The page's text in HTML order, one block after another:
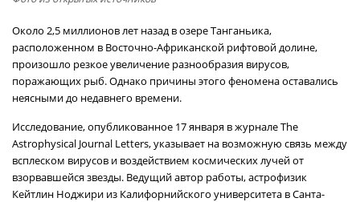
Около 2,5 миллионов лет назад в озере Танганьика,
расположенном в Восточно-Африканской рифтовой долине,
произошло резкое увеличение разнообразия вирусов,
поражающих рыб. Однако причины этого феномена оставались
неясными до недавнего времени.
Исследование, опубликованное 17 января в журнале The
Astrophysical Journal Letters, указывает на возможную связь между
всплеском вирусов и воздействием космических лучей от
взорвавшейся звезды. Ведущий автор работы, астрофизик
Кейтлин Ноджири из Калифорнийского университета в Санта-